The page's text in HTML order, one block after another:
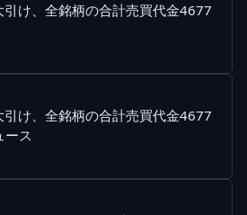
引け、全銘柄の合計売買代金4677
引け、全銘柄の合計売買代金4677
ース